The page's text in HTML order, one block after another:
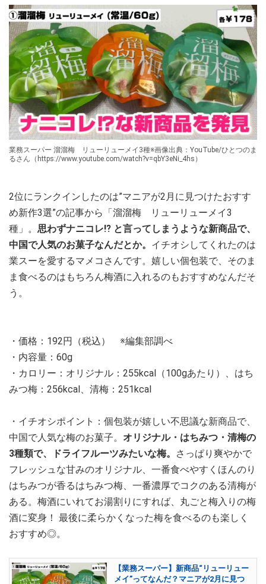
業務スーパー 溜溜梅 リューリューメイ3種※画像出典：YouTube/ひとつのま
るさん（https://www.youtube.com/watch?v=qbY3eNi_4hs）
2位にランクインしたのは”マニアが2月に見つけたおすす
め新作3選”の記事から「溜溜梅 リューリューメイ3
種」。 思わずナニコレ⁉ と言ってしまうような新商品で、
中国で人気のお菓子なんだとか。 イチオシしてくれたのは
業スーを愛するマメコさんです。嬉しい個包装で、そのま
ま食べるのはもちろん梅酒に入れるのもおすすめなんだそ
う。
・価格：192円（税込） ※編集部調べ
・内容量：60g
・カロリー：オリジナル：255kcal（100gあたり）、はち
みつ梅：256kcal、清梅：251kcal
・イチオシポイント：個包装が嬉しい不思議な新商品で、
中国で人気な梅のお菓子。 オリジナル・はちみつ・清梅の
3種類で、ドライフルーツみたいな梅。
さっぱり爽やかで
フレッシュな甘みのオリジナル、一番食べやすくほんのり
はちみつが香るはちみつ梅、一番濃厚でコクのある清梅が
ある。梅酒にいれてお湯割りにすれば、丸ごと梅入りの梅
酒に変身！ 最後に柔らかくなった梅を食べるのも楽しく
おすすめ◎。
【業務スーパー】新商品“リューリュー
メイ”ってなんだ？マニアが2月に見つ